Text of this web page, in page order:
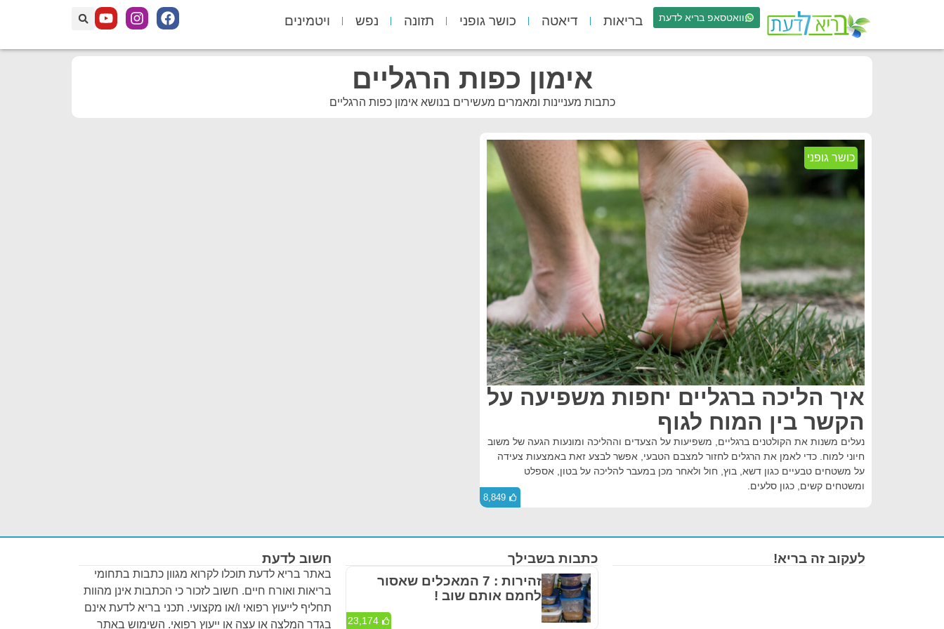
וואטסאפ בריא לדעת בריאות דיאטה כושר גופני תזונה נפש ויטמינים
אימון כפות הרגליים
כתבות מעניינות ומאמרים מעשירים בנושא אימון כפות הרגליים
כושר גופני
איך הליכה ברגליים יחפות משפיעה על
הקשר בין המוח לגוף
נעלים משנות את הקולטנים ברגליים, משפיעות על הצעדים וההליכה ומונעות הגעה של משוב
חיוני למוח. כדי לאמן את הרגלים לחזור למצבם הטבעי, אפשר לבצע זאת באמצעות צעידה
על משטחים טבעיים כגון דשא, בוץ, חול ולאחר מכן במעבר להליכה על בטון, אספלט
ומשטחים קשים, כגון סלעים.
8,849
חשוב לדעת
באתר בריא לדעת תוכלו לקרוא מגוון כתבות בתחומי
בריאות ואורח חיים. חשוב לזכור כי הכתבות אינן מהוות
תחליף לייעוץ רפואי ו/או מקצועי. תכני בריא לדעת אינם
בגדר המלצה או עצה או ייעוץ רפואי. השימוש באתר
כתבות בשבילך
זהירות : 7 המאכלים שאסור
לחמם אותם שוב !
23,174
לעקוב זה בריא!